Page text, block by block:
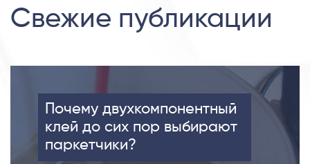
Свежие публикации
Почему двухкомпонентный
клей до сих пор выбирают
паркетчики?